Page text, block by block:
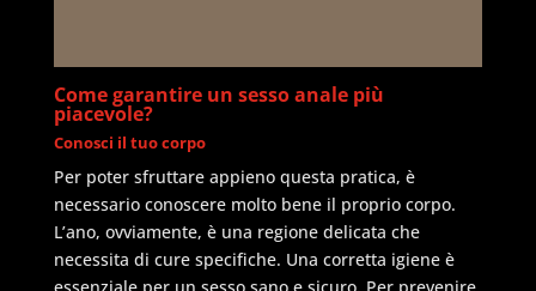
Come garantire un sesso anale più
piacevole?
Conosci il tuo corpo
Per poter sfruttare appieno questa pratica, è
necessario conoscere molto bene il proprio corpo.
L’ano, ovviamente, è una regione delicata che
necessita di cure specifiche. Una corretta igiene è
essenziale per un sesso sano e sicuro. Per prevenire